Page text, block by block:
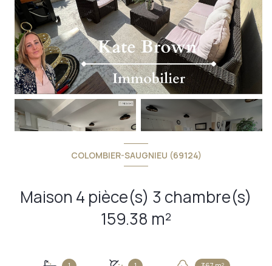
+14
COLOMBIER-SAUGNIEU (69124)
Maison 4 pièce(s) 3 chambre(s)
159.38 m²